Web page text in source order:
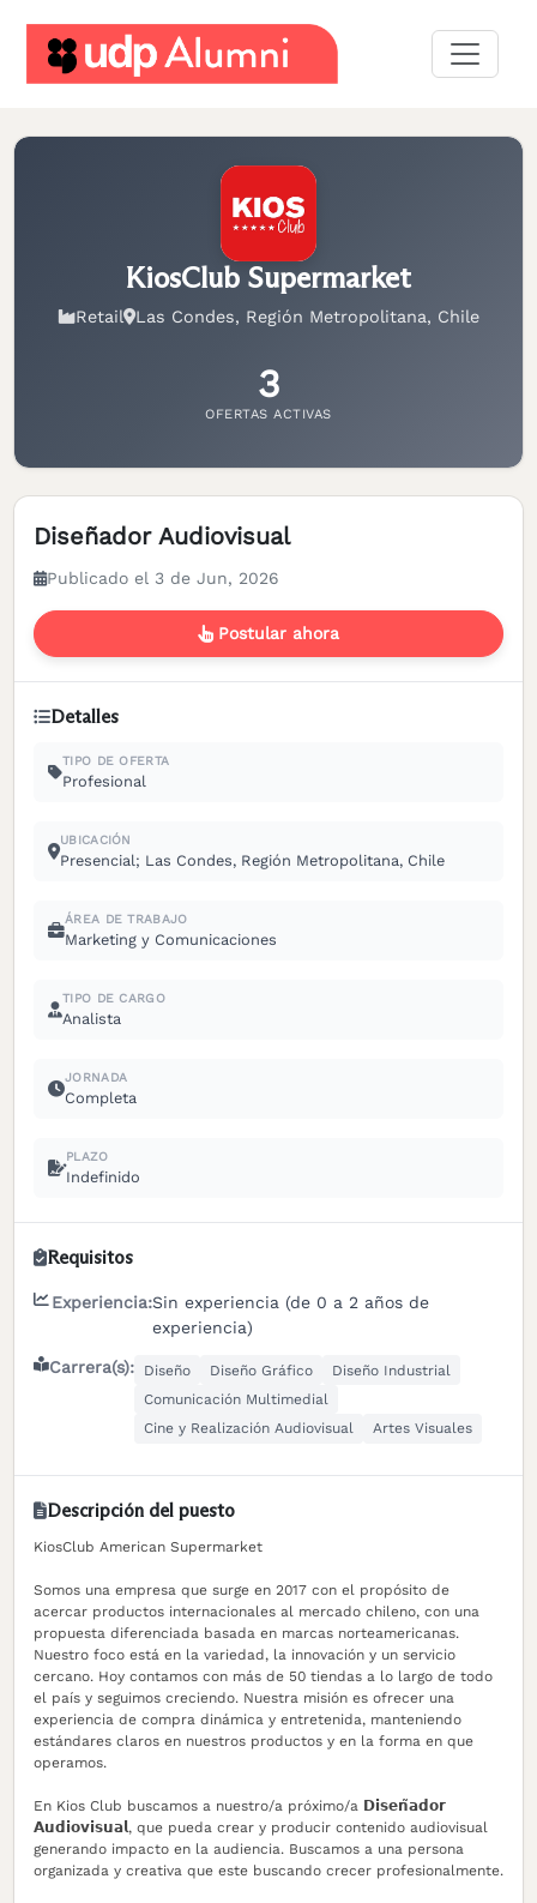
profesional
Servicios
KiosClub Supermarket
Retail Las Condes, Región Metropolitana, Chile
3
OFERTAS ACTIVAS
Diseñador Audiovisual
Publicado el 3 de Jun, 2026
Postular ahora
Detalles
TIPO DE OFERTA
Profesional
UBICACIÓN
Presencial; Las Condes, Región Metropolitana, Chile
ÁREA DE TRABAJO
Marketing y Comunicaciones
TIPO DE CARGO
Analista
JORNADA
Completa
PLAZO
Indefinido
Requisitos
Experiencia:Sin experiencia (de 0 a 2 años de
experiencia)
Carrera(s): Diseño Diseño Gráfico
Diseño Industrial
Comunicación Multimedial
Cine y Realización Audiovisual
Artes Visuales
Descripción del puesto
KiosClub American Supermarket
Somos una empresa que surge en 2017 con el propósito de
acercar productos internacionales al mercado chileno, con una
propuesta diferenciada basada en marcas norteamericanas.
Nuestro foco está en la variedad, la innovación y un servicio
cercano. Hoy contamos con más de 50 tiendas a lo largo de todo
el país y seguimos creciendo. Nuestra misión es ofrecer una
experiencia de compra dinámica y entretenida, manteniendo
estándares claros en nuestros productos y en la forma en que
operamos.
En Kios Club buscamos a nuestro/a próximo/a 𝗗𝗶𝘀𝗲𝗻̃𝗮𝗱𝗼𝗿
𝗔𝘂𝗱𝗶𝗼𝘃𝗶𝘀𝘂𝗮𝗹, que pueda crear y producir contenido audiovisual
generando impacto en la audiencia. Buscamos a una persona
organizada y creativa que este buscando crecer profesionalmente.